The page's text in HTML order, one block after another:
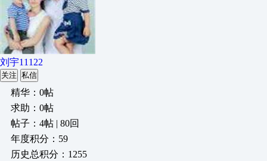
刘宇11122
关注 私信
精华：0帖
求助：0帖
帖子：4帖 | 80回
年度积分：59
历史总积分：1255